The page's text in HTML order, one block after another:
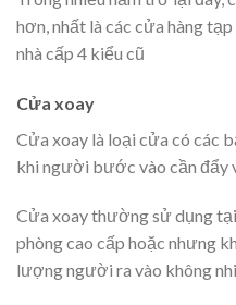
hơn, nhất là các cửa hàng
nhà cấp 4 kiểu cũ
Cửa xoay
Cửa xoay là loại cửa có các
khi người bước vào cần đẩy
Cửa xoay thường sử dụng tại
phòng cao cấp hoặc nhưng
lượng người ra vào không